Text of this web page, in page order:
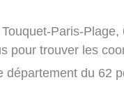
Paris-Plage,
pour trouver les
département du 62